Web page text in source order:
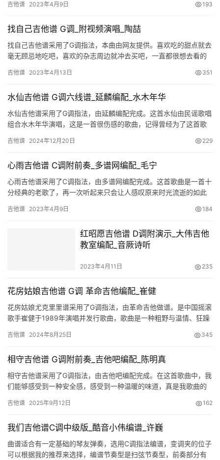
吉他谱 2023年4月9日 193
找自己吉他谱 G调_附视频演唱_陶喆
找自己吉他谱采用了G调指法，本曲由网友提供。喜欢吃的甜点就去
毫无顾忌地吃吧，喜欢的杂志周边就冲去买吧，一直都很想去看的
你能…
吉他谱 2023年4月13日 351
水仙吉他谱 G调六线谱_延麟编配_水木年华
水仙吉他谱采用了G调指法，由延麟编配完成。这首水仙由民谣歌唱
组合水木年华演唱，这是一首很伤感的歌曲，记得曾经为了这首歌
首歌…
吉他谱 2024年12月20日 229
心雨吉他谱 C调附前奏_多谱网编配_毛宁
心雨吉他谱采用了C调指法，由多谱网编配完成。这首歌曲是一首十
分经典的老歌了，再一次听起来只会让人感叹原来时光流逝的如此
天我…
吉他谱 2023年4月9日 184
红昭愿吉他谱 D调附演示_大伟吉他
教室编配_音厥诗听
2023年4月11日 235
花房姑娘吉他谱 G调 革命吉他编配_崔健
花房姑娘尤克里里谱采用了G调指法，由革命吉他做谱。是中国摇滚
歌手崔健于1989年演唱并发行歌曲，歌曲是一种粗野与温情、狂躁
吉他谱 2024年8月25日 345
相守吉他谱 G调附前奏_吉他吧编配_陈明真
相守吉他谱采用了G调指法，由吉他吧编配完成。在这首歌曲中，我
们能够感受到一种安全感，感受到一种温暖的味道，真是我歌曲的
相守…
吉他谱 2025年9月12日 162
我们吉他谱C调中级版_酷音小伟编谱_许巍
曲谱适合有一定基础的琴友弹奏，选用C调指法编谱，变调夹的位子
可以根据我的推荐来选择，编谱节奏型是扫弦节奏型，前奏部分有